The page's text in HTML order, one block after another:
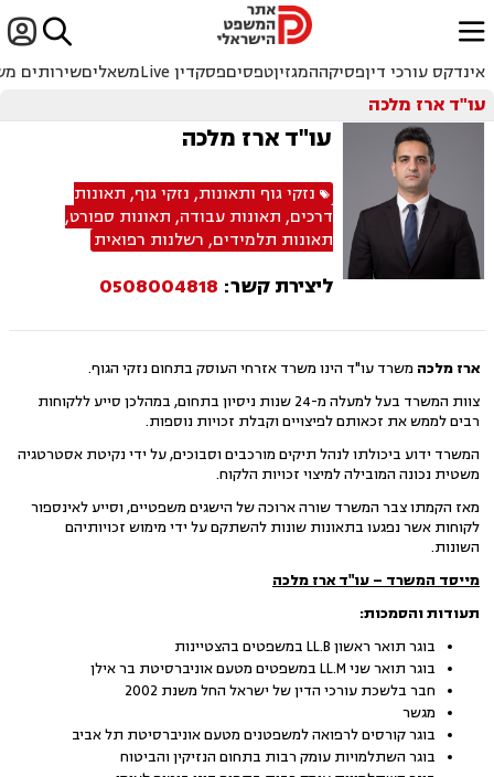

ﱐ
אינדקס עורכי דיןפסיקההמגזיןטפסיםפסקדין Live משאליםשירותים
עו"ד ארז מלכה
עו"ד ארז מלכה
נזקי גוף ותאונות, נזקי גוף, תאונות
דרכים, תאונות עבודה, תאונות ספורט,
תאונות תלמידים, רשלנות רפואית
ליצירת קשר: 0508004818
ארז מלכה משרד עו"ד הינו משרד אזרחי העוסק בתחום נזקי הגוף.
צוות המשרד בעל למעלה מ-24 שנות ניסיון בתחום, במהלכן סייע ללקוחות
רבים לממש את זכאותם לפיצויים וקבלת זכויות נוספות.
המשרד ידוע ביכולתו לנהל תיקים מורכבים וסבוכים, על ידי נקיטת אסטרטגיה
משטית נכונה המובילה למיצוי זכויות הלקוח.
מאז הקמתו צבר המשרד שורה ארוכה של הישגים משפטיים, וסייע לאינספור
לקוחות אשר נפגעו בתאונות שונות להשתקם על ידי מימוש זכויותיהם
השונות.
מייסד המשרד – עו"ד ארז מלכה
תעודות והסמכות:
בוגר תואר ראשון LL.B במשפטים בהצטיינות
בוגר תואר שני LL.M במשפטים מטעם אוניברסיטת בר אילן
חבר בלשכת עורכי הדין של ישראל החל משנת 2002
מגשר
בוגר קורסים לרפואה למשפטנים מטעם אוניברסיטת תל אביב
בוגר השתלמויות עומק רבות בתחום הנזיקין והביטוח